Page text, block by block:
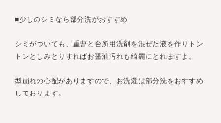
■少しのシミなら部分洗がおすすめ
シミがついても、重曹と台所用洗剤を混ぜた液を作りトン
トンとしみとりすればお醤油汚れも綺麗にとれますよ。
型崩れの心配がありますので、お洗濯は部分洗をおすすめ
しております。